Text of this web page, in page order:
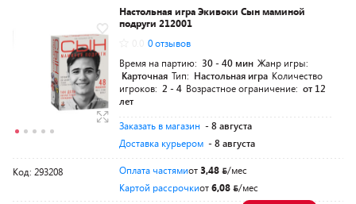
Настольная игра Экивоки Сын маминой
подруги 212001
0 отзывов
Время на партию: 30 - 40 мин Жанр игры:
Карточная Тип: Настольная игра Количество
игроков: 2 - 4 Возрастное ограничение: от 12
лет
Заказать в магазин - 8 августа
Доставка курьером - 8 августа
Код: 293208 Оплата частямиот3,48
/мес
Картой рассрочкиот6,08 /мес